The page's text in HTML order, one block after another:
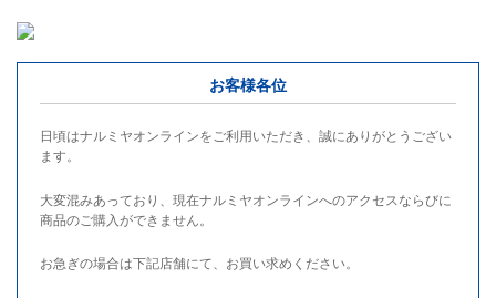
お客様各位
日頃はナルミヤオンラインをご利用いただき、誠にありがとうござい
ます。
大変混みあっており、現在ナルミヤオンラインへのアクセスならびに
商品のご購入ができません。
お急ぎの場合は下記店舗にて、お買い求めください。